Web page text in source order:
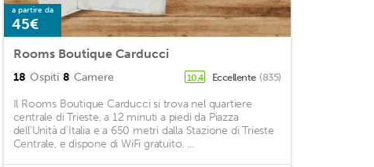
a partire da
45€
Rooms Boutique Carducci
18 Ospiti 8 Camere 10,4 Eccellente (835)
Il Rooms Boutique Carducci si trova nel quartiere
centrale di Trieste, a 12 minuti a piedi da Piazza
dell'Unità d'Italia e a 650 metri dalla Stazione di Trieste
Centrale, e dispone di WiFi gratuito. ...